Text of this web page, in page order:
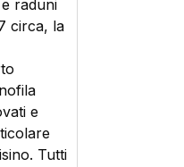
raduni
circa, la
e
Tutti